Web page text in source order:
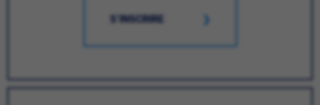
S'INSCRIRE